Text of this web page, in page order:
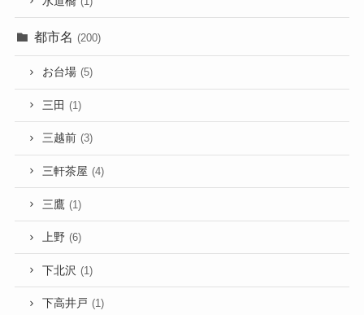
都市名 (200)
お台場 (5)
三田 (1)
三越前 (3)
三軒茶屋 (4)
三鷹 (1)
上野 (6)
下北沢 (1)
下高井戸 (1)